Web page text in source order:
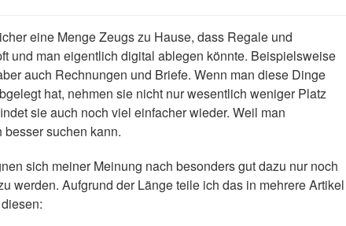
eine Menge Zeugs zu Hause, dass Regale und
und man eigentlich digital ablegen könnte. Beispielsweise
auch Rechnungen und Briefe. Wenn man diese Dinge
hat, nehmen sie nicht nur wesentlich weniger Platz
sie auch noch viel einfacher wieder. Weil man
suchen kann.
sich meiner Meinung nach besonders gut dazu nur noch
werden. Aufgrund der Länge teile ich das in mehrere Artikel